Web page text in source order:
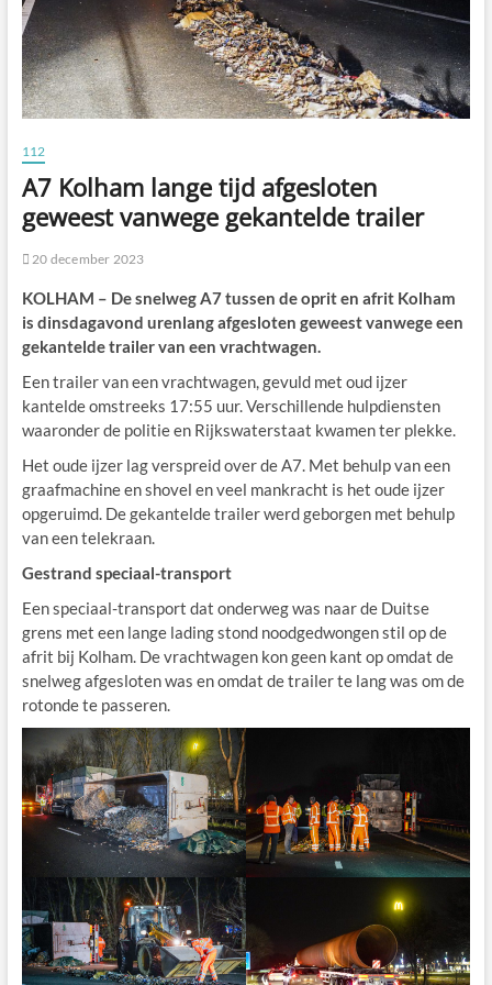
112
A7 Kolham lange tijd afgesloten
geweest vanwege gekantelde trailer
20 december 2023
KOLHAM – De snelweg A7 tussen de oprit en afrit Kolham
is dinsdagavond urenlang afgesloten geweest vanwege een
gekantelde trailer van een vrachtwagen.
Een trailer van een vrachtwagen, gevuld met oud ijzer
kantelde omstreeks 17:55 uur. Verschillende hulpdiensten
waaronder de politie en Rijkswaterstaat kwamen ter plekke.
Het oude ijzer lag verspreid over de A7. Met behulp van een
graafmachine en shovel en veel mankracht is het oude ijzer
opgeruimd. De gekantelde trailer werd geborgen met behulp
van een telekraan.
Gestrand speciaal-transport
Een speciaal-transport dat onderweg was naar de Duitse
grens met een lange lading stond noodgedwongen stil op de
afrit bij Kolham. De vrachtwagen kon geen kant op omdat de
snelweg afgesloten was en omdat de trailer te lang was om de
rotonde te passeren.